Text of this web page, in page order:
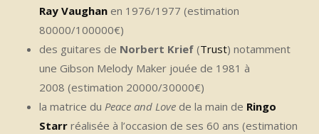
Ray Vaughan en 1976/1977 (estimation
80000/100000€)
des guitares de Norbert Krief (Trust) notamment
une Gibson Melody Maker jouée de 1981 à
2008 (estimation 20000/30000€)
la matrice du Peace and Love de la main de Ringo
Starr réalisée à l’occasion de ses 60 ans (estimation